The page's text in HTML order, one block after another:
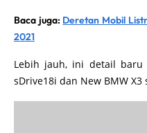
Baca juga: Deretan Mobil
2021
Lebih jauh, ini detail baru
sDrive18i dan New BMW X3